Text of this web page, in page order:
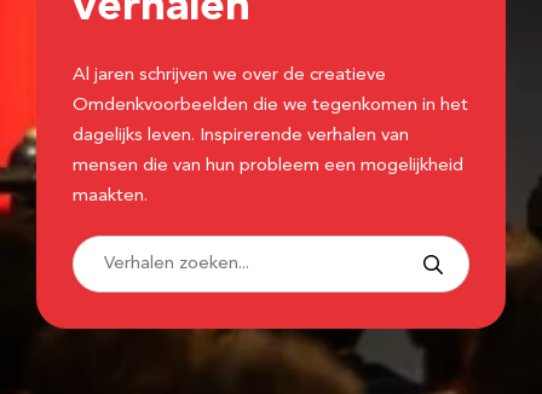
Al jaren schrijven we over de creatieve
Omdenkvoorbeelden die we tegenkomen in het
dagelijks leven. Inspirerende verhalen van
mensen die van hun probleem een mogelijkheid
maakten.